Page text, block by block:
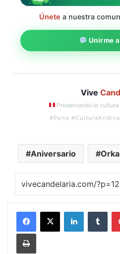
Únete a nuestra
Unirme
Vive
Preservando la
#Puno
Aniversario